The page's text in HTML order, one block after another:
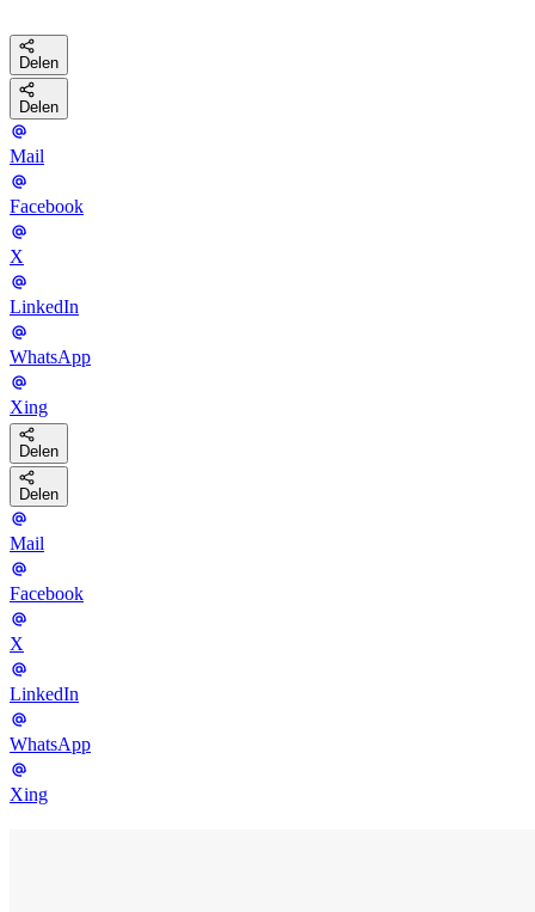
Delen
Delen
Mail
Facebook
X
LinkedIn
WhatsApp
Xing
Delen
Delen
Mail
Facebook
X
LinkedIn
WhatsApp
Xing